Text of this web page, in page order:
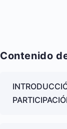
Contenido